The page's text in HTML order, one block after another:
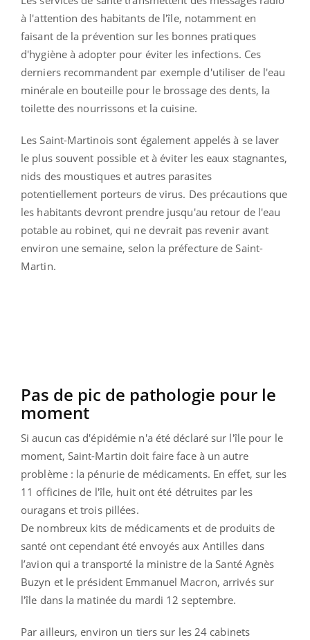
à l'attention des habitants de l'île, notamment en
faisant de la prévention sur les bonnes pratiques
d'hygiène à adopter pour éviter les infections. Ces
derniers recommandent par exemple d'utiliser de l'eau
minérale en bouteille pour le brossage des dents, la
toilette des nourrissons et la cuisine.
Les Saint-Martinois sont également appelés à se laver
le plus souvent possible et à éviter les eaux stagnantes,
nids des moustiques et autres parasites
potentiellement porteurs de virus. Des précautions que
les habitants devront prendre jusqu'au retour de l'eau
potable au robinet, qui ne devrait pas revenir avant
environ une semaine, selon la préfecture de Saint-
Martin.
Pas de pic de pathologie pour le
moment
Si aucun cas d'épidémie n'a été déclaré sur l'île pour le
moment, Saint-Martin doit faire face à un autre
problème : la pénurie de médicaments. En effet, sur les
11 officines de l'île, huit ont été détruites par les
ouragans et trois pillées.
De nombreux kits de médicaments et de produits de
santé ont cependant été envoyés aux Antilles dans
l’avion qui a transporté la ministre de la Santé Agnès
Buzyn et le président Emmanuel Macron, arrivés sur
l'île dans la matinée du mardi 12 septembre.
Par ailleurs, environ un tiers sur les 24 cabinets